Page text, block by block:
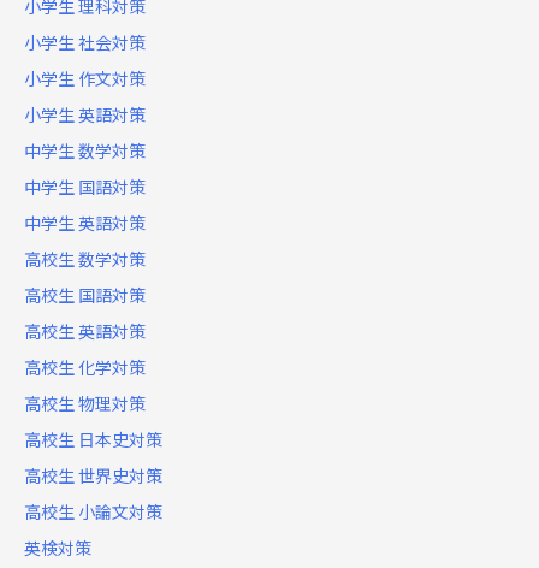
小学生 理科対策
小学生 社会対策
小学生 作文対策
小学生 英語対策
中学生 数学対策
中学生 国語対策
中学生 英語対策
高校生 数学対策
高校生 国語対策
高校生 英語対策
高校生 化学対策
高校生 物理対策
高校生 日本史対策
高校生 世界史対策
高校生 小論文対策
英検対策